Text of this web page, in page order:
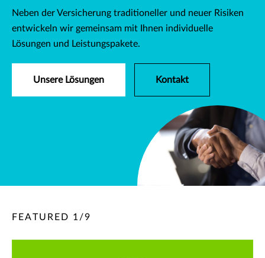
Neben der Versicherung traditioneller und neuer Risiken
entwickeln wir gemeinsam mit Ihnen individuelle
Lösungen und Leistungspakete.
Unsere Lösungen Kontakt
FEATURED 1 /9